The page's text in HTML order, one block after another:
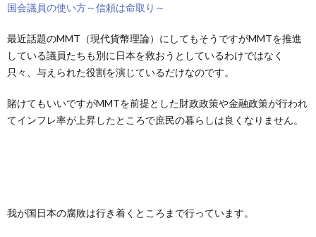
国会議員の使い方～信頼は命取り～
最近話題のMMT（現代貨幣理論）にしてもそうですがMMTを推進
している議員たちも別に日本を救おうとしているわけではなく
只々、与えられた役割を演じているだけなのです。
賭けてもいいですがMMTを前提とした財政政策や金融政策が行われ
てインフレ率が上昇したところで庶民の暮らしは良くなりません。
我が国日本の腐敗は行き着くところまで行っています。